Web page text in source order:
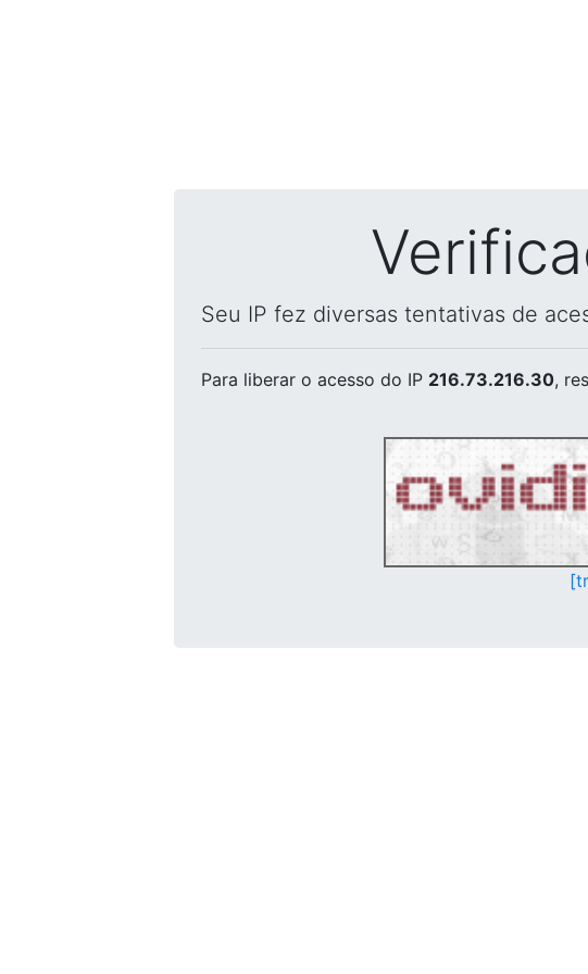
Seu IP fez diversas tentativas de
Para liberar o acesso do IP 216.73.216.30,